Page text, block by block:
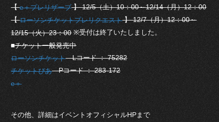
【e＋プレリザーブ】 12/5（土）10：00～12/14（月）12：00
【ローソンチケットプレリクエスト】 12/7（月）12：00～
12/15（火）23：00※受付は終了いたしました。
■チケット一般発売中
ローソンチケットLコード ： 75282
チケットぴあPコード ： 283-172
e＋
その他、詳細はイベントオフィシャルHPまで